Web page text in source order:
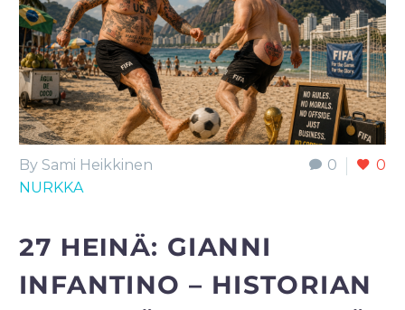
0 0
By Sami Heikkinen
NURKKA
27 HEINÄ: GIANNI
INFANTINO – HISTORIAN